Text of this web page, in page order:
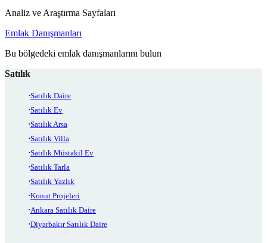
Analiz ve Araştırma Sayfaları
Emlak Danışmanları
Bu bölgedeki emlak danışmanlarını bulun
Satılık
Satılık Daire
Satılık Ev
Satılık Arsa
Satılık Villa
Satılık Müstakil Ev
Satılık Tarla
Satılık Yazlık
Konut Projeleri
Ankara Satılık Daire
Diyarbakır Satılık Daire